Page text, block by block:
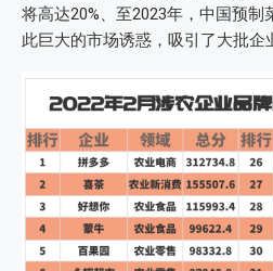
将高达20%、至2023年，中国预制
此巨大的市场诱惑，吸引了大批企